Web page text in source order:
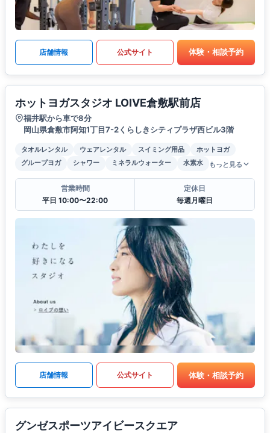
店舗情報 公式サイト 体験・相談予約
ホットヨガスタジオ LOIVE倉敷駅前店
福井駅から車で8分
岡山県倉敷市阿知1丁目7-2くらしきシティプラザ西ビル3階
タオルレンタル ウェアレンタル スイミング用品
ホットヨガ
グループヨガ
シャワー ミネラルウォーター 水素水 もっと見る
営業時間
平日 10:00〜22:00
定休日
毎週月曜日
店舗情報 公式サイト 体験・相談予約
グンゼスポーツアイビースクエア